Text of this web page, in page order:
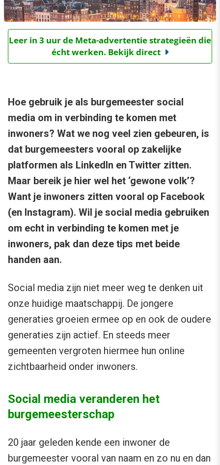
Leer in 3 uur de Meta-advertentie strategieën die
écht werken. Bekijk direct
Hoe gebruik je als burgemeester social
media om in verbinding te komen met
inwoners? Wat we nog veel zien gebeuren, is
dat burgemeesters vooral op zakelijke
platformen als LinkedIn en Twitter zitten.
Maar bereik je hier wel het ‘gewone volk’?
Want je inwoners zitten vooral op Facebook
(en Instagram). Wil je social media gebruiken
om echt in verbinding te komen met je
inwoners, pak dan deze tips met beide
handen aan.
Social media zijn niet meer weg te denken uit
onze huidige maatschappij. De jongere
generaties groeien ermee op en ook de oudere
generaties zijn actief. En steeds meer
gemeenten vergroten hiermee hun online
zichtbaarheid onder inwoners.
Social media veranderen het
burgemeesterschap
20 jaar geleden kende een inwoner de
burgemeester vooral van naam en zo nu en dan